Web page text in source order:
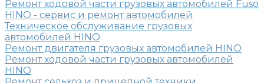
Ремонт ходовой части грузовых автомобилей Fuso
HINO - сервис и ремонт автомобилей
Техническое обслуживание грузовых
автомобилей HINO
Ремонт двигателя грузовых автомобилей HINO
Ремонт ходовой части грузовых автомобилей
HINO